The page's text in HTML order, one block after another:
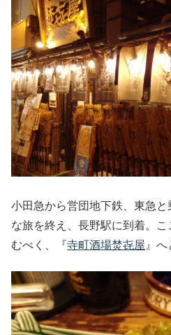
小田急から営団地下鉄、東急
な旅を終え、長野駅に到着。
むべく、『寺町酒場焚㐂屋 』へ